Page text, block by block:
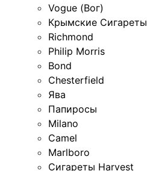
Vogue (Вог)
Крымские Сигареты
Richmond
Philip Morris
Bond
Chesterfield
Ява
Папиросы
Milano
Camel
Marlboro
Сигареты Harvest